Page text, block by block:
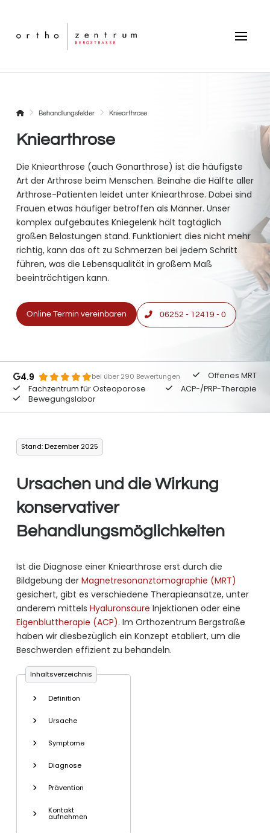
StartseiteBehandlungsfelder Kniearthrose
Kniearthrose
Die Kniearthrose (auch Gonarthrose) ist die häufigste
Art der Arthrose beim Menschen. Beinahe die Hälfte aller
Arthrose-Patienten leidet unter Kniearthrose. Dabei sind
Frauen etwas häufiger betroffen als Männer. Unser
komplex aufgebautes Kniegelenk hält tagtäglich
großen Belastungen stand. Funktioniert dies nicht mehr
richtig, kann das oft zu Schmerzen bei jedem Schritt
führen, was die Lebensqualität in großem Maß
beeinträchtigen kann.
Online Termin vereinbaren 06252 - 12419 - 0
4.9 bei über 290 Bewertungen
Offenes MRT
Fachzentrum für Osteoporose
ACP-/PRP-Therapie
Bewegungslabor
Stand: Dezember 2025
Ursachen und die Wirkung
konservativer
Behandlungsmöglichkeiten
Ist die Diagnose einer Kniearthrose erst durch die
Bildgebung der Magnetresonanztomographie (MRT)
gesichert, gibt es verschiedene Therapieansätze, unter
anderem mittels Hyaluronsäure Injektionen oder eine
Eigenbluttherapie (ACP). Im Orthozentrum Bergstraße
haben wir diesbezüglich ein Konzept etabliert, um die
Beschwerden effizient zu behandeln.
Inhaltsverzeichnis
Definition
Ursache
Symptome
Diagnose
Prävention
Kontakt
aufnehmen